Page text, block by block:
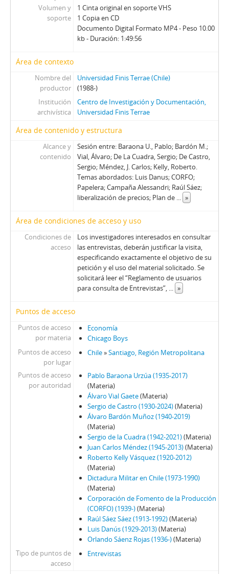
39 - Selume, Jorge
40 - Errázuriz, Hernán Felipe (II)
41 - Luders, Rolf
42 - Buchi, Hernán
44 - Büchi, Hernán
45 - Larroulet, Hernán
46 - Tapia, Daniel
47 - Fontaine, Juan Andrés
48 - Cáceres, Carlos (I)
49 - Garcés, Francisco
51 - Cáceres, Carlos (II)
52 - Ballerino, Jorge
53 - Jorge Ballerino II
54 - Romero, Juan
55 - Fernández, Sergio
57 - Madariaga, Mónica I
58 - Madariaga, Mónica II
59 - Montero, Enrique I
60 - Montero, Enrique II
61 - Floody, Nilo
62 - Carrasco, Washington
64 - Canessa, Julio
65 - Carmona, Juan de Dios
66 - Pinochet, Augusto
67 - Pinochet, Augusto
68 - Matthei, Fernando
69 - Matthei, Fernando
70 - Stange, Rodolfo
71 - Jarpa, Sergio Onofre
72 - Buckovsky, Vladimir
73 - Jarpa, Sergio Onofre
74 - Jarpa, Sergio Onofre
75 - Jarpa, Sergio Onofre
76 - Jarpa, Sergio Onofre
77 - Fresno, Juan Francisco
78 - Fresno, Juan Francisco
79 - Martínez Busch, Jorge
80 - Martínez Busch, Jorge
81 - Thayer, William
82 - Moreno, Fernando
83 - Martínez Busch, Jorge
84 - Silva Solar, Julio
85 - Martínez Busch, Jorge
Volumen y
soporte
1 Cinta original en soporte VHS
1 Copia en CD
Documento Digital Formato MP4 - Peso 10.00
kb - Duración: 1:49:56
Área de contexto
Nombre del
productor
Universidad Finis Terrae (Chile)
(1988-)
Institución
archivística
Centro de Investigación y Documentación,
Universidad Finis Terrae
Área de contenido y estructura
Alcance y
contenido
Sesión entre: Baraona U., Pablo; Bardón M.;
Vial, Álvaro; De La Cuadra, Sergio; De Castro,
Sergio; Méndez, J. Carlos; Kelly, Roberto.
Temas abordados: Luis Danus; CORFO;
Papelera; Campaña Alessandri; Raúl Sáez;
liberalización de precios; Plan de ... »
Área de condiciones de acceso y uso
Condiciones de
acceso
Los investigadores interesados en consultar
las entrevistas, deberán justificar la visita,
especificando exactamente el objetivo de su
petición y el uso del material solicitado. Se
solicitará leer el “Reglamento de usuarios
para consulta de Entrevistas”, ... »
Puntos de acceso
Puntos de acceso
por materia
Economía
Chicago Boys
Puntos de acceso
por lugar
Chile»Santiago, Región Metropolitana
Puntos de acceso
por autoridad
Pablo Baraona Urzúa (1935-2017)
(Materia)
Álvaro Vial Gaete(Materia)
Sergio de Castro (1930-2024)(Materia)
Álvaro Bardón Muñoz (1940-2019)
(Materia)
Sergio de la Cuadra (1942-2021)(Materia)
Juan Carlos Méndez (1945-2013)(Materia)
Roberto Kelly Vásquez (1920-2012)
(Materia)
Dictadura Militar en Chile (1973-1990)
(Materia)
Corporación de Fomento de la Producción
(CORFO) (1939-)(Materia)
Raúl Sáez Sáez (1913-1992)(Materia)
Luis Danús (1929-2013)(Materia)
Orlando Sáenz Rojas (1936-)(Materia)
Tipo de puntos de
acceso
Entrevistas